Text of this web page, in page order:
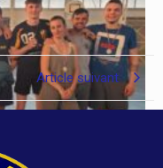
Article suivant